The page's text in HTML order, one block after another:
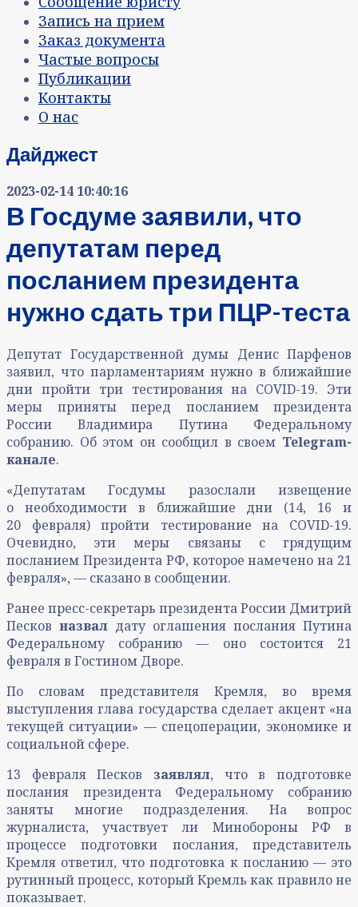
Запись на прием
Заказ документа
Частые вопросы
Публикации
Контакты
О нас
Дайджест
2023-02-14 10:40:16
В Госдуме заявили, что
депутатам перед
посланием президента
нужно сдать три ПЦР-теста
Депутат Государственной думы Денис Парфенов
заявил, что парламентариям нужно в ближайшие
дни пройти три тестирования на COVID-19. Эти
меры приняты перед посланием президента
России Владимира Путина Федеральному
собранию. Об этом он сообщил в своем Telegram-
канале.
«Депутатам Госдумы разослали извещение
о необходимости в ближайшие дни (14, 16 и
20 февраля) пройти тестирование на COVID-19.
Очевидно, эти меры связаны с грядущим
посланием Президента РФ, которое намечено на 21
февраля», — сказано в сообщении.
Ранее пресс-секретарь президента России Дмитрий
Песков назвал дату оглашения послания Путина
Федеральному собранию — оно состоится 21
февраля в Гостином Дворе.
По словам представителя Кремля, во время
выступления глава государства сделает акцент «на
текущей ситуации» — спецоперации, экономике и
социальной сфере.
13 февраля Песков заявлял, что в подготовке
послания президента Федеральному собранию
заняты многие подразделения. На вопрос
журналиста, участвует ли Минобороны РФ в
процессе подготовки послания, представитель
Кремля ответил, что подготовка к посланию — это
рутинный процесс, который Кремль как правило не
показывает.